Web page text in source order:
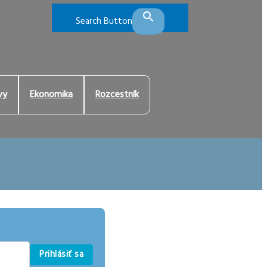
Search Button
Ekonomika Rozcestník
Prihlásiť sa